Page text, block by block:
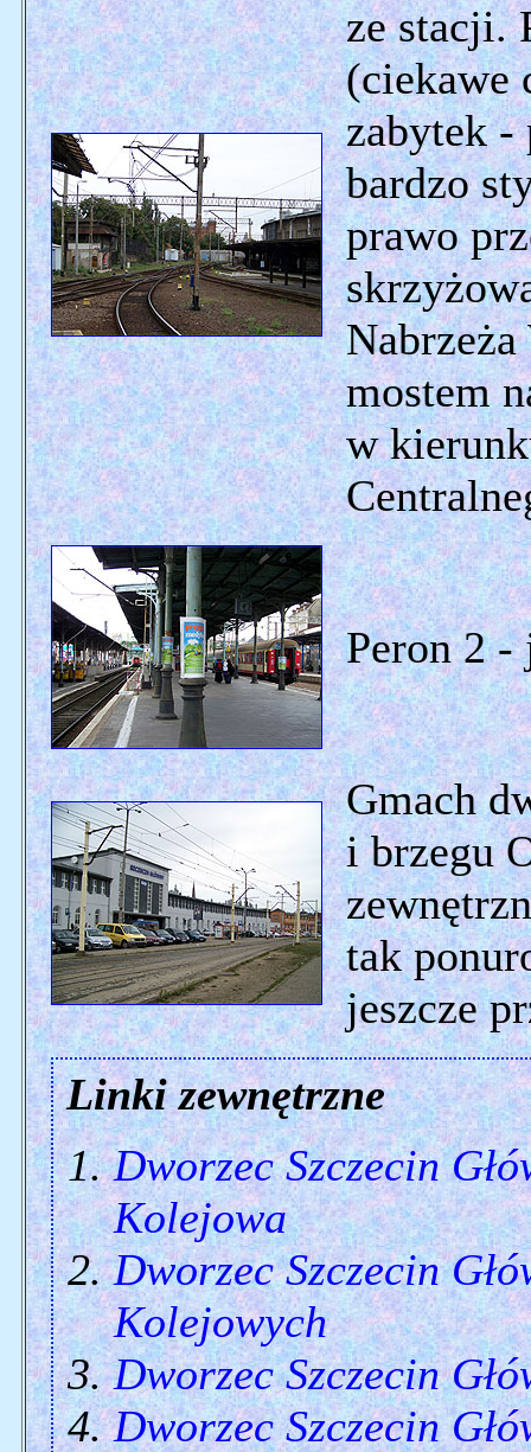
ze stacji.
(ciekawe
zabytek -
bardzo
prawo
mostem
w
Peron 2 -
Gmach
i brzegu
tak
jeszcze
Linki zewnętrzne
Dworzec Szczecin
Kolejowa
Dworzec Szczecin
Kolejowych
Dworzec Szczecin
Dworzec Szczecin